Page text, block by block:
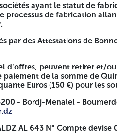
dix (90) jours à compter
ayant le statut de
processus de fabrication
par des Attestations de
d'offres, peuvent retirer et/
de la somme de
Euros (150 €) pour les
- Bordj-Menalel -
AL 643 N° Compte devise